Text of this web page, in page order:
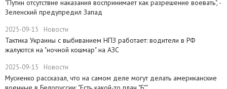
​"Путин отсутствие наказания воспринимает как разрешение воевать", -
Зеленский предупредил Запад
2025-09-15 Новости
Тактика Украины с выбиванием НПЗ работает: водители в РФ
жалуются на "ночной кошмар" на АЗС
2025-09-15 Новости
Мусиенко рассказал, что на самом деле могут делать американские